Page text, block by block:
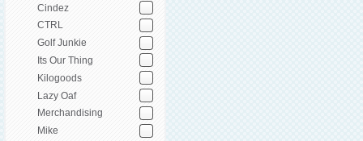
Cindez
CTRL
Golf Junkie
Its Our Thing
Kilogoods
Lazy Oaf
Merchandising
Mike